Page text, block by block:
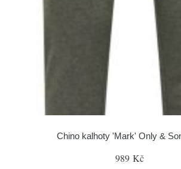
Chino kalhoty 'Mark' Only &
989 Kč